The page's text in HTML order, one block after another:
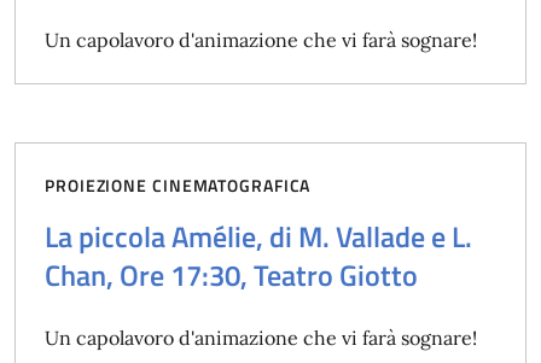
Un capolavoro d'animazione che vi farà sognare!
PROIEZIONE CINEMATOGRAFICA
La piccola Amélie, di M. Vallade e L.
Chan, Ore 17:30, Teatro Giotto
Un capolavoro d'animazione che vi farà sognare!